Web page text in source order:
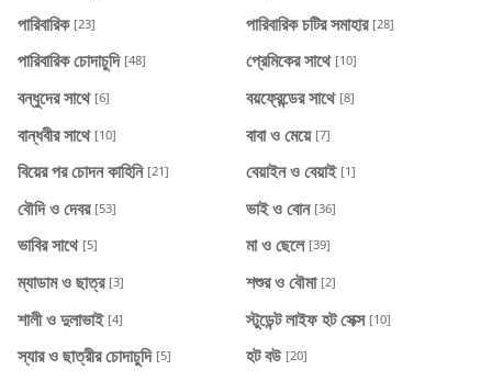
পারিবারিক [23] পারিবারিক চটির সমাহার [28]
পারিবারিক চোদাচুদি [48] প্রেমিকের সাথে [10]
বন্ধুদের সাথে [6] বয়ফ্রেন্ডের সাথে [8]
বান্ধবীর সাথে [10] বাবা ও মেয়ে [7]
বিয়ের পর চোদন কাহিনি [21] বেয়াইন ও বেয়াই [1]
বৌদি ও দেবর [53] ভাই ও বোন [36]
ভাবির সাথে [5] মা ও ছেলে [39]
ম্যাডাম ও ছাত্র [3] শশুর ও বৌমা [2]
শালী ও দুলাভাই [4] স্টুডেন্ট লাইফ হট সেক্স [10]
স্যার ও ছাত্রীর চোদাচুদি [5] হট বউ [20]